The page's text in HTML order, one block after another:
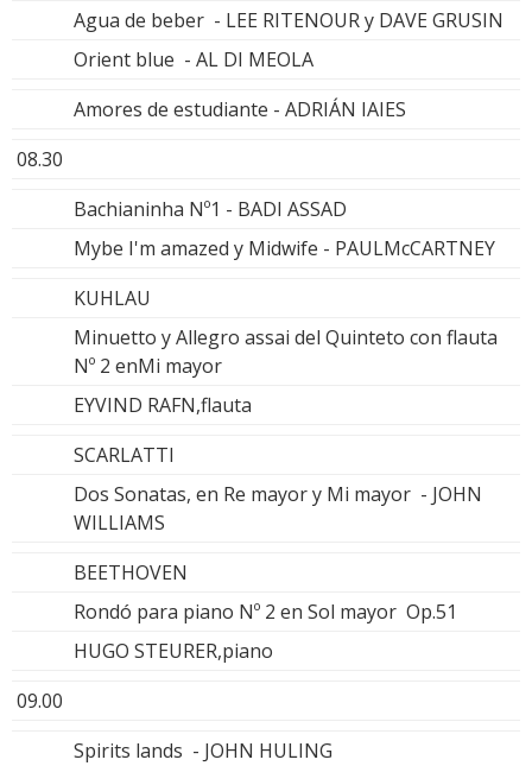
Agua de beber - LEE RITENOUR y DAVE GRUSIN
Orient blue - AL DI MEOLA
Amores de estudiante - ADRIÁN IAIES
08.30
Bachianinha Nº1 - BADI ASSAD
Mybe I'm amazed y Midwife - PAULMcCARTNEY
KUHLAU
Minuetto y Allegro assai del Quinteto con flauta
Nº 2 enMi mayor
EYVIND RAFN,flauta
SCARLATTI
Dos Sonatas, en Re mayor y Mi mayor - JOHN
WILLIAMS
BEETHOVEN
Rondó para piano Nº 2 en Sol mayor Op.51
HUGO STEURER,piano
09.00
Spirits lands - JOHN HULING